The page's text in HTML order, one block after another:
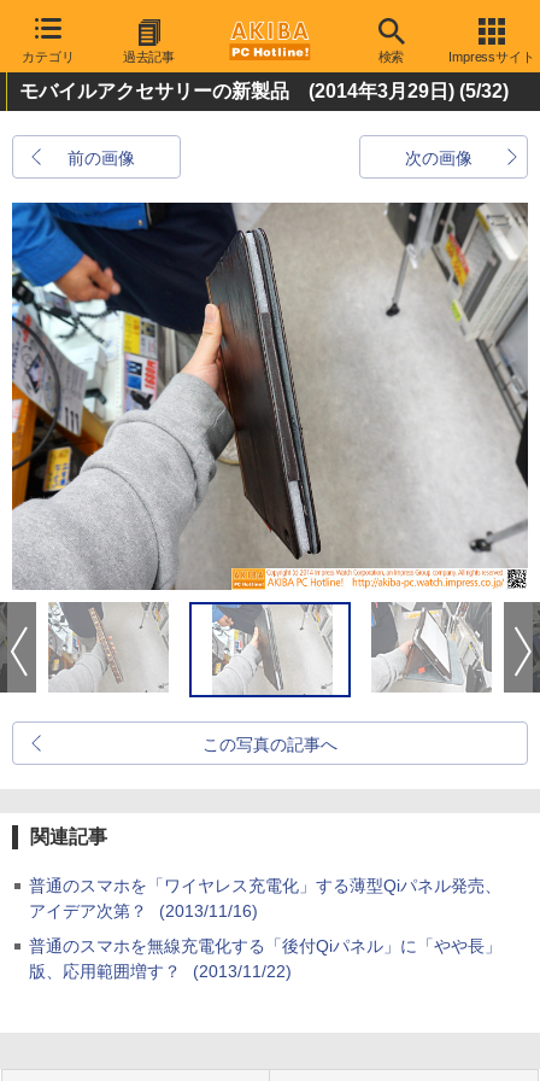
カテゴリ 過去記事 検索 Impressサイト
モバイルアクセサリーの新製品 (2014年3月29日) (5/32)
前の画像 次の画像
この写真の記事へ
関連記事
普通のスマホを「ワイヤレス充電化」する薄型Qiパネル発売、
アイデア次第？
(2013/11/16)
普通のスマホを無線充電化する「後付Qiパネル」に「やや長」
版、応用範囲増す？
(2013/11/22)